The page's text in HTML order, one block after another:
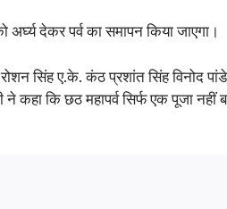
देकर पर्व का समापन किया जाएगा।
सिंह ए.के. कंठ प्रशांत सिंह विनोद पांडे
कहा कि छठ महापर्व सिर्फ एक पूजा नहीं